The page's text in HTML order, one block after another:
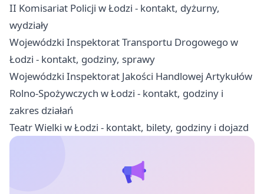
II Komisariat Policji w Łodzi - kontakt, dyżurny,
wydziały
Wojewódzki Inspektorat Transportu Drogowego w
Łodzi - kontakt, godziny, sprawy
Wojewódzki Inspektorat Jakości Handlowej Artykułów
Rolno-Spożywczych w Łodzi - kontakt, godziny i
zakres działań
Teatr Wielki w Łodzi - kontakt, bilety, godziny i dojazd